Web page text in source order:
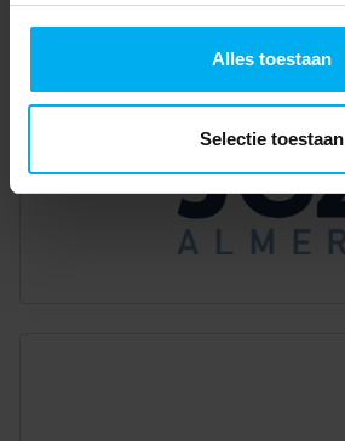
Alles toestaan
Selectie toestaan